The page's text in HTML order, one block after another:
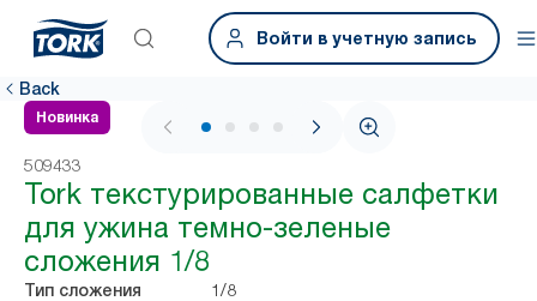
Войти в учетную запись
Back
Новинка
1 / 4
509433
Tork текстурированные салфетки
для ужина темно-зеленые
сложения 1/8
Тип сложения 1/8